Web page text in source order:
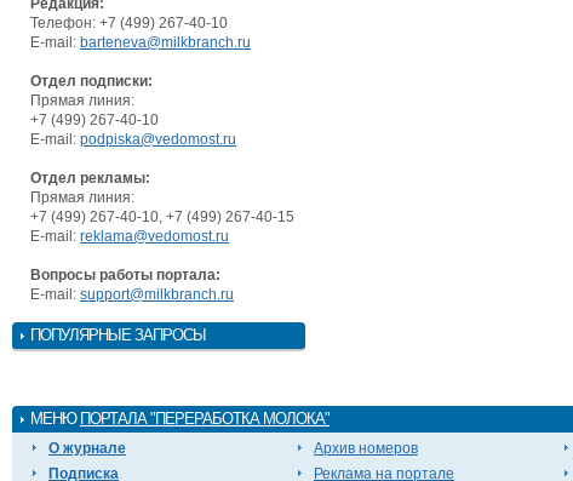
Редакция:
Телефон: +7 (499) 267-40-10
E-mail: barteneva@milkbranch.ru
Отдел подписки:
Прямая линия:
+7 (499) 267-40-10
E-mail: podpiska@vedomost.ru
Отдел рекламы:
Прямая линия:
+7 (499) 267-40-10, +7 (499) 267-40-15
E-mail: reklama@vedomost.ru
Вопросы работы портала:
E-mail: support@milkbranch.ru
ПОПУЛЯРНЫЕ ЗАПРОСЫ
МЕНЮ ПОРТАЛА "ПЕРЕРАБОТКА МОЛОКА"
О журнале
Подписка
Архив номеров
Реклама на портале